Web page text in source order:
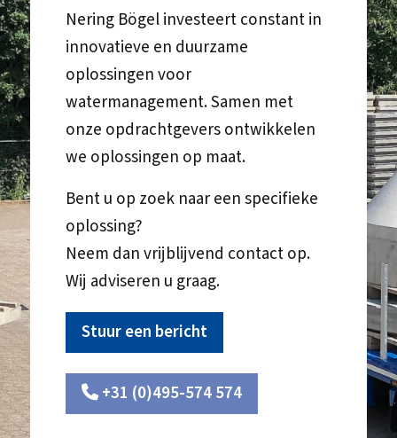
Nering Bögel investeert constant in
innovatieve en duurzame
oplossingen voor
watermanagement. Samen met
onze opdrachtgevers ontwikkelen
we oplossingen op maat.
Bent u op zoek naar een specifieke
oplossing?
Neem dan vrijblijvend contact op.
Wij adviseren u graag.
Stuur een bericht
+31 (0)495-574 574